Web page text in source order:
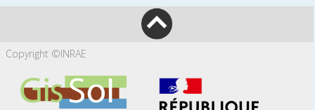
Copyright ©INRAE